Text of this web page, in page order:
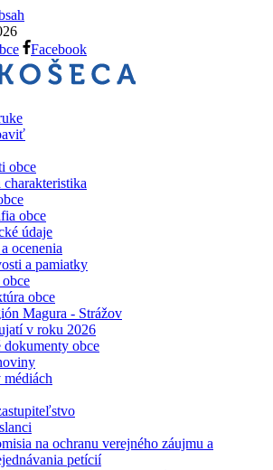
Facebook
obce
charakteristika
obce
údaje
ocenenia
a pamiatky
obce
Magura - Strážov
v roku 2026
dokumenty obce
médiách
na ochranu verejného záujmu a
petícií